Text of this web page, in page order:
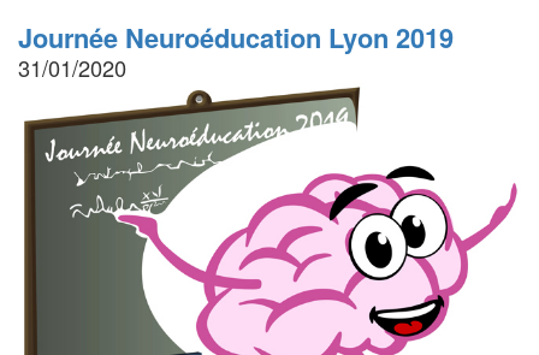
Journée Neuroéducation Lyon 2019
31/01/2020